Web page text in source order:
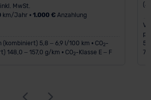
MwSt.
km/Jahr • 1.000 €Anzahlung
5,8 – 6,9 l/100 km • CO2-
148,0 – 157,0 g/km • CO2-Klasse E – F